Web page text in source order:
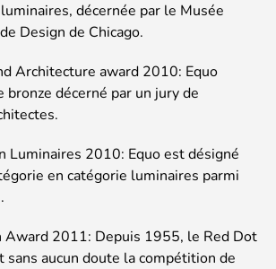
décernée par le Musée
Design de Chicago.
Architecture award 2010: Equo
bronze décerné par un jury de
Luminaires 2010: Equo est désigné
en catégorie luminaires parmi
Award 2011: Depuis 1955, le Red Dot
sans aucun doute la compétition de